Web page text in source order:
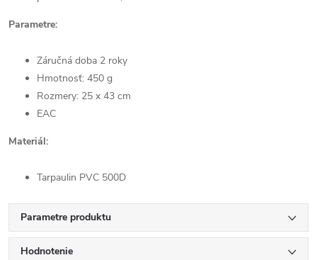
Parametre:
Záručná doba 2 roky
Hmotnosť: 450 g
Rozmery: 25 x 43 cm
EAC
Materiál:
Tarpaulin PVC 500D
Parametre produktu
Hodnotenie